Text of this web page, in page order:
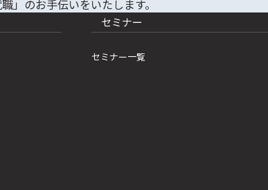
セミナー
セミナー一覧